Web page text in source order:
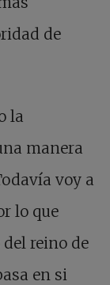
de
la
manera
voy a
lo que
reino de
en si